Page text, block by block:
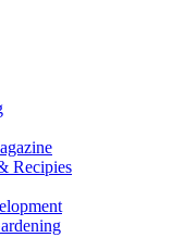
Recipies